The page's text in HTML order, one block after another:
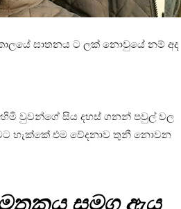
ඝාතනය ට ලක් නොවුයේ නම් අද
වුවන්ගේ සිය දහස් ගනන් පවුල් වල
හැක්කේ එම වේදනාව තුනී නොවන
සමග ඇය